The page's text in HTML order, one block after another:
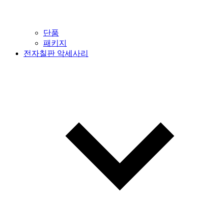
단품
패키지
전자칠판 악세사리